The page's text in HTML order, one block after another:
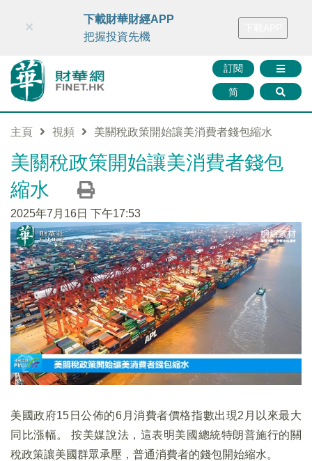
財華智庫網 FINTV FINMETA 財華證券 媒體矩陣
訂閱
简
×
下載財華財經APP
把握投資先機
主頁 視頻 美關稅政策開始讓美消費者錢包縮水
美關稅政策開始讓美消費者錢包
縮水
2025年7月16日 下午17:53
美國政府15日公佈的6月消費者價格指數出現2月以來最大
同比漲幅。 按美媒說法，這表明美國總統特朗普施行的關
稅政策讓美國群眾承壓，普通消費者的錢包開始縮水。